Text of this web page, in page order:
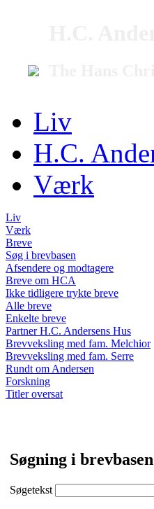
Liv
H.C.
Værk
Liv
Værk
Breve
Søg i brevbasen
Afsendere og modtagere
Breve om HCA
Ikke tidligere trykte breve
Alle breve
Enkelte breve
Partner H.C. Andersens Hus
Brevveksling med fam. Melchior
Brevveksling med fam. Serre
Rundt om Andersen
Forskning
Titler oversat
Søgning i brevbasen
Søgetekst